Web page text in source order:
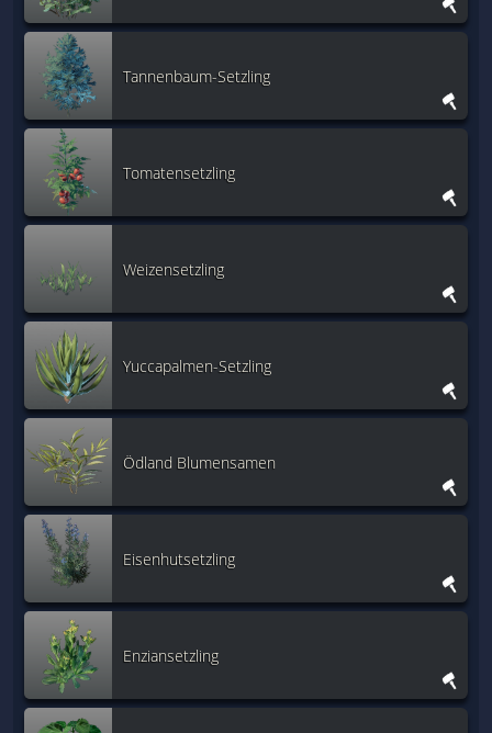
Tannenbaum-Setzling
Tomatensetzling
Weizensetzling
Yuccapalmen-Setzling
Ödland Blumensamen
Eisenhutsetzling
Enziansetzling